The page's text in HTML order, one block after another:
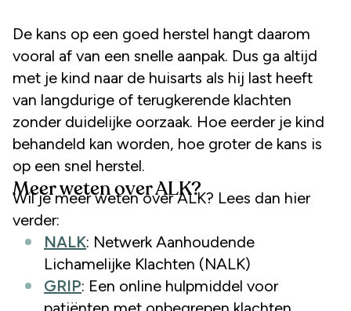
De kans op een goed herstel hangt daarom
vooral af van een snelle aanpak. Dus ga altijd
met je kind naar de huisarts als hij last heeft
van langdurige of terugkerende klachten
zonder duidelijke oorzaak. Hoe eerder je kind
behandeld kan worden, hoe groter de kans is
op een snel herstel.
Meer weten over ALK?
Wil je meer weten over ALK? Lees dan hier
verder:
NALK: Netwerk Aanhoudende
Lichamelijke Klachten (NALK)
GRIP: Een online hulpmiddel voor